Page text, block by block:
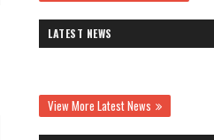
LATEST NEWS
View More Latest News